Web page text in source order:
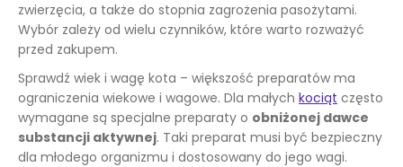
zwierzęcia, a także do stopnia zagrożenia pasożytami.
Wybór zależy od wielu czynników, które warto rozważyć
przed zakupem.
Sprawdź wiek i wagę kota – większość preparatów ma
ograniczenia wiekowe i wagowe. Dla małych kociąt często
wymagane są specjalne preparaty o obniżonej dawce
substancji aktywnej. Taki preparat musi być bezpieczny
dla młodego organizmu i dostosowany do jego wagi.